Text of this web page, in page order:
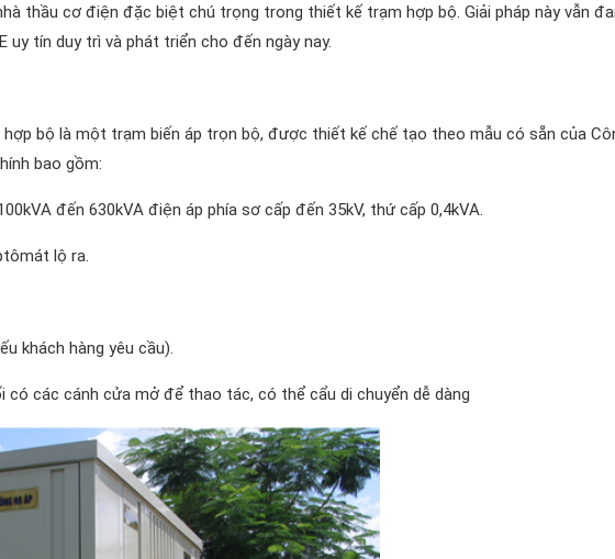
thầu cơ điện đặc biệt chú trọng trong thiết kế trạm hợp bộ. Giải pháp này vẫn
uy tín duy trì và phát triển cho đến ngày nay.
hợp bộ là một trạm biến áp trọn bộ, được thiết kế chế tạo theo mẫu có sẵn của
bao gồm:
đến 630kVA điện áp phía sơ cấp đến 35kV, thứ cấp 0,4kVA.
lộ ra.
khách hàng yêu cầu).
các cánh cửa mở để thao tác, có thể cẩu di chuyển dễ dàng